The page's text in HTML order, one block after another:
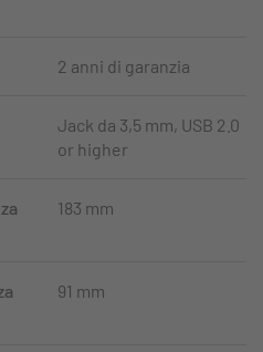
2 anni di garanzia
Jack da 3,5 mm, USB 2.0
or higher
183 mm
91 mm